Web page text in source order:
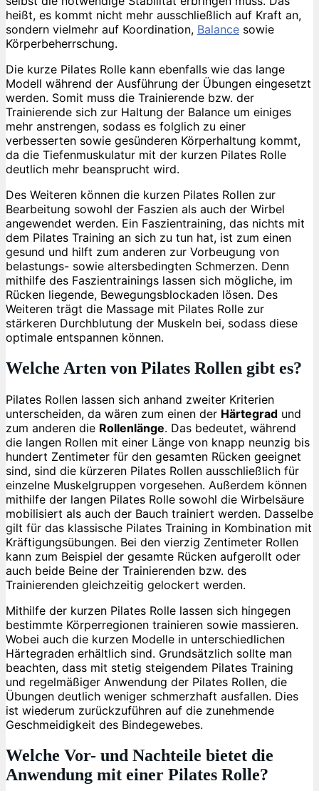
heißt, es kommt nicht mehr ausschließlich auf Kraft an,
sondern vielmehr auf Koordination, Balance sowie
Körperbeherrschung.
Die kurze Pilates Rolle kann ebenfalls wie das lange
Modell während der Ausführung der Übungen eingesetzt
werden. Somit muss die Trainierende bzw. der
Trainierende sich zur Haltung der Balance um einiges
mehr anstrengen, sodass es folglich zu einer
verbesserten sowie gesünderen Körperhaltung kommt,
da die Tiefenmuskulatur mit der kurzen Pilates Rolle
deutlich mehr beansprucht wird.
Des Weiteren können die kurzen Pilates Rollen zur
Bearbeitung sowohl der Faszien als auch der Wirbel
angewendet werden. Ein Faszientraining, das nichts mit
dem Pilates Training an sich zu tun hat, ist zum einen
gesund und hilft zum anderen zur Vorbeugung von
belastungs- sowie altersbedingten Schmerzen. Denn
mithilfe des Faszientrainings lassen sich mögliche, im
Rücken liegende, Bewegungsblockaden lösen. Des
Weiteren trägt die Massage mit Pilates Rolle zur
stärkeren Durchblutung der Muskeln bei, sodass diese
optimale entspannen können.
Welche Arten von Pilates Rollen gibt es?
Pilates Rollen lassen sich anhand zweiter Kriterien
unterscheiden, da wären zum einen der Härtegrad und
zum anderen die Rollenlänge. Das bedeutet, während
die langen Rollen mit einer Länge von knapp neunzig bis
hundert Zentimeter für den gesamten Rücken geeignet
sind, sind die kürzeren Pilates Rollen ausschließlich für
einzelne Muskelgruppen vorgesehen. Außerdem können
mithilfe der langen Pilates Rolle sowohl die Wirbelsäure
mobilisiert als auch der Bauch trainiert werden. Dasselbe
gilt für das klassische Pilates Training in Kombination mit
Kräftigungsübungen. Bei den vierzig Zentimeter Rollen
kann zum Beispiel der gesamte Rücken aufgerollt oder
auch beide Beine der Trainierenden bzw. des
Trainierenden gleichzeitig gelockert werden.
Mithilfe der kurzen Pilates Rolle lassen sich hingegen
bestimmte Körperregionen trainieren sowie massieren.
Wobei auch die kurzen Modelle in unterschiedlichen
Härtegraden erhältlich sind. Grundsätzlich sollte man
beachten, dass mit stetig steigendem Pilates Training
und regelmäßiger Anwendung der Pilates Rollen, die
Übungen deutlich weniger schmerzhaft ausfallen. Dies
ist wiederum zurückzuführen auf die zunehmende
Geschmeidigkeit des Bindegewebes.
Welche Vor- und Nachteile bietet die
Anwendung mit einer Pilates Rolle?